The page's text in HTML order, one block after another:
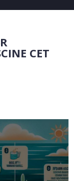
CET